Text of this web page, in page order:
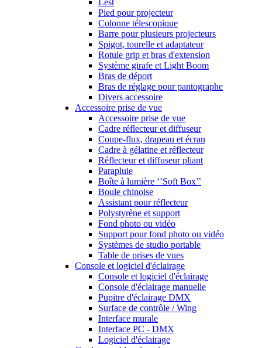
Lest
Pied pour projecteur
Colonne télescopique
Barre pour plusieurs projecteurs
Spigot, tourelle et adaptateur
Rotule grip et bras d'extension
Système girafe et Light Boom
Bras de déport
Bras de réglage pour pantographe
Divers accessoire
Accessoire prise de vue
Accessoire prise de vue
Cadre réflecteur et diffuseur
Coupe-flux, drapeau et écran
Cadre à gélatine et réflecteur
Réflecteur et diffuseur pliant
Parapluie
Boîte à lumière ‘’Soft Box’’
Boule chinoise
Assistant pour réflecteur
Polystyrène et support
Fond photo ou vidéo
Support pour fond photo ou vidéo
Systèmes de studio portable
Table de prises de vues
Console et logiciel d'éclairage
Console et logiciel d'éclairage
Console d'éclairage manuelle
Pupitre d'éclairage DMX
Surface de contrôle / Wing
Interface murale
Interface PC - DMX
Logiciel d'éclairage